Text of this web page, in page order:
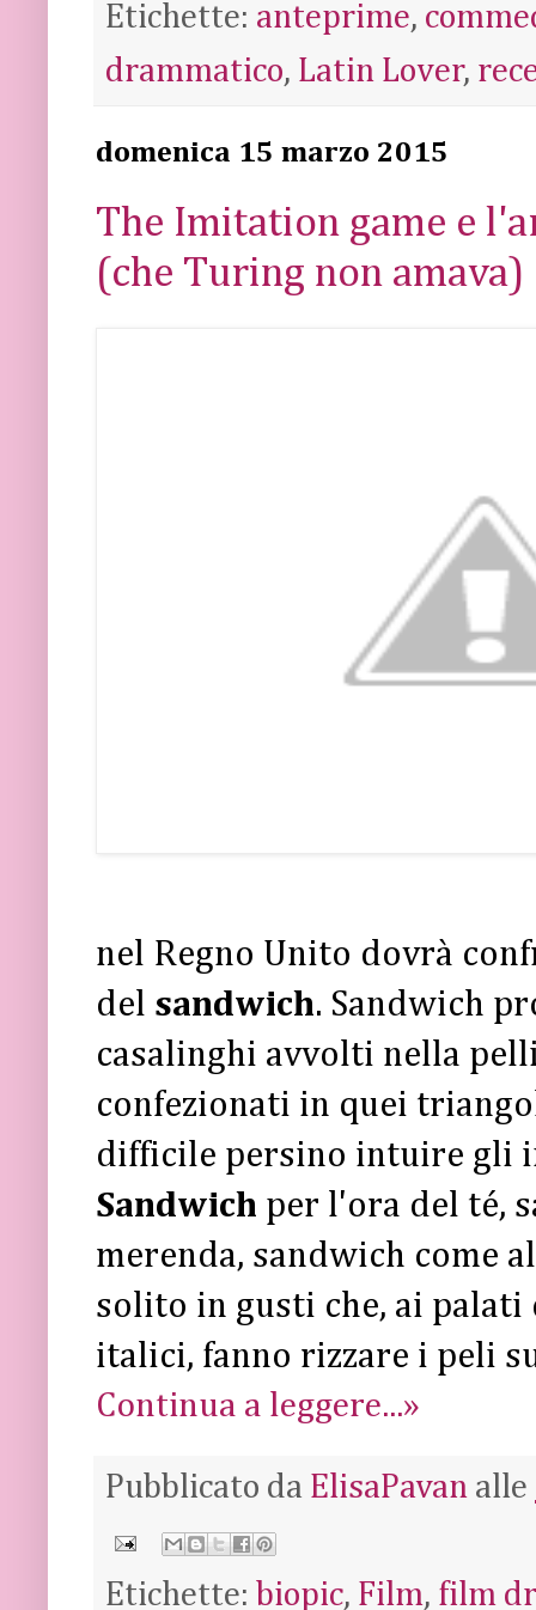
Etichette: anteprime,
drammatico, Latin Lover,
domenica 15 marzo 2015
The Imitation game e
(che Turing non amava)
nel Regno Unito dovrà
del sandwich. Sandwich
casalinghi avvolti nella
confezionati in quei
difficile persino intuire gli
Sandwich per l'ora del té,
merenda, sandwich come
solito in gusti che, ai
italici, fanno rizzare i peli
Continua a leggere...»
Pubblicato da ElisaPavan alle
Etichette: biopic, Film, film